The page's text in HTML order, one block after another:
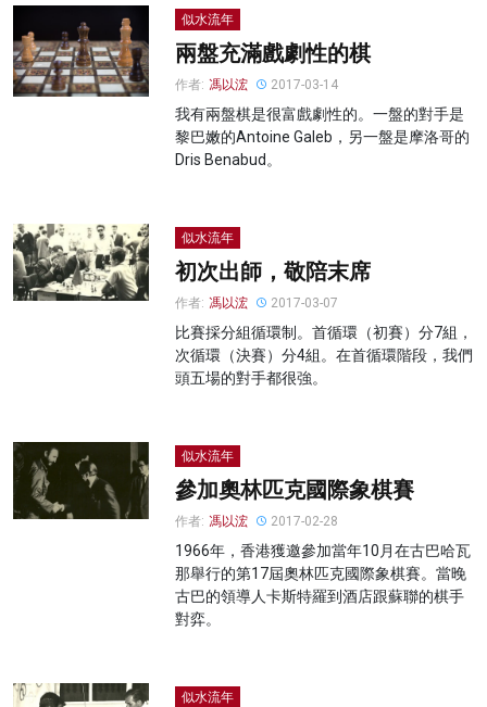
似水流年
兩盤充滿戲劇性的棋
作者: 馮以浤 2017-03-14
我有兩盤棋是很富戲劇性的。一盤的對手是
黎巴嫩的Antoine Galeb，另一盤是摩洛哥的
Dris Benabud。
似水流年
初次出師，敬陪末席
作者: 馮以浤 2017-03-07
比賽採分組循環制。首循環（初賽）分7組，
次循環（決賽）分4組。在首循環階段，我們
頭五場的對手都很強。
似水流年
參加奧林匹克國際象棋賽
作者: 馮以浤 2017-02-28
1966年，香港獲邀參加當年10月在古巴哈瓦
那舉行的第17屆奧林匹克國際象棋賽。當晚
古巴的領導人卡斯特羅到酒店跟蘇聯的棋手
對弈。
似水流年